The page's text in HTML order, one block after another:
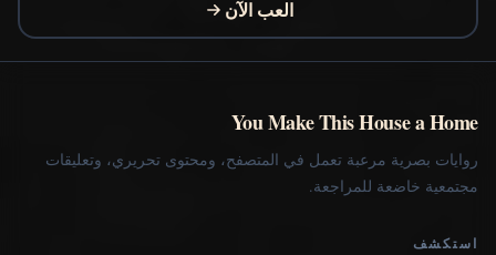
العب الآن
You Make This House a Home
روايات بصرية مرعبة تعمل في المتصفح، ومحتوى تحريري، وتعليقات
مجتمعية خاضعة للمراجعة.
استكشف